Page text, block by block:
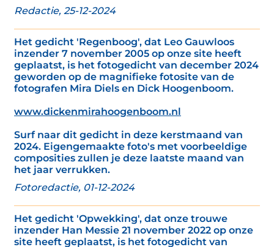
Redactie, 25-12-2024
Het gedicht 'Regenboog', dat Leo Gauwloos
inzender 7 november 2005 op onze site heeft
geplaatst, is het fotogedicht van december 2024
geworden op de magnifieke fotosite van de
fotografen Mira Diels en Dick Hoogenboom.
www.dickenmirahoogenboom.nl
Surf naar dit gedicht in deze kerstmaand van
2024. Eigengemaakte foto's met voorbeeldige
composities zullen je deze laatste maand van
het jaar verrukken.
Fotoredactie, 01-12-2024
Het gedicht 'Opwekking', dat onze trouwe
inzender Han Messie 21 november 2022 op onze
site heeft geplaatst, is het fotogedicht van